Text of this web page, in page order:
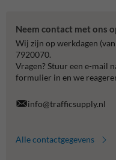
Neem contact met ons
Wij zijn op werkdagen
7920070.
Vragen? Stuur een e-mail
formulier in en we
info@trafficsupply.nl
Alle contactgegevens